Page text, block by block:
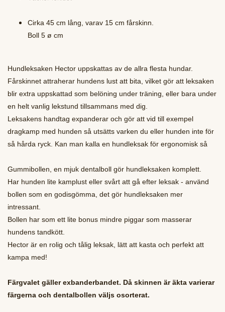
Cirka 45 cm lång, varav 15 cm fårskinn.
Boll 5 ø cm
Hundleksaken Hector uppskattas av de allra flesta hundar.
Fårskinnet attraherar hundens lust att bita, vilket gör att leksaken
blir extra uppskattad som belöning under träning, eller bara under
en helt vanlig lekstund tillsammans med dig.
Leksakens handtag expanderar och gör att vid till exempel
dragkamp med hunden så utsätts varken du eller hunden inte för
så hårda ryck. Kan man kalla en hundleksak för ergonomisk så
Gummibollen, en mjuk dentalboll gör hundleksaken komplett.
Har hunden lite kamplust eller svårt att gå efter leksak - använd
bollen som en godisgömma, det gör hundleksaken mer
intressant.
Bollen har som ett lite bonus mindre piggar som masserar
hundens tandkött.
Hector är en rolig och tålig leksak, lätt att kasta och perfekt att
kampa med!
Färgvalet gäller exbanderbandet. Då skinnen är äkta varierar
färgerna och dentalbollen väljs osorterat.